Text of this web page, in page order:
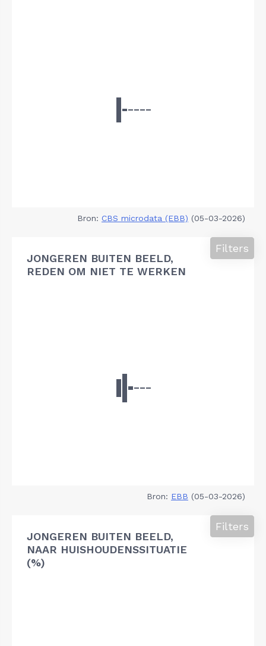
Bron: CBS microdata (EBB) (05-03-2026)
JONGEREN BUITEN BEELD,
REDEN OM NIET TE WERKEN
Filters
Bron: EBB (05-03-2026)
JONGEREN BUITEN BEELD,
NAAR HUISHOUDENSSITUATIE
(%)
Filters